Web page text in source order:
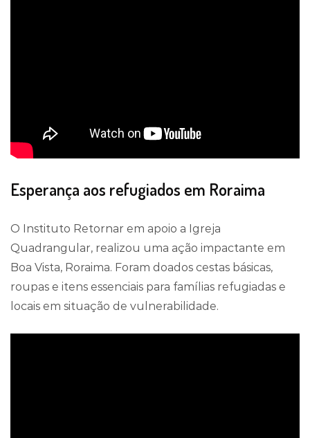
Esperança aos refugiados em Roraima
O Instituto Retornar em apoio a Igreja
Quadrangular, realizou uma ação impactante em
Boa Vista, Roraima. Foram doados cestas básicas,
roupas e itens essenciais para famílias refugiadas e
locais em situação de vulnerabilidade.